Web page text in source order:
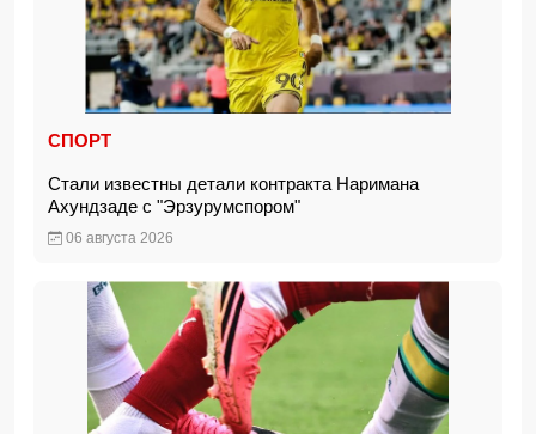
СПОРТ
Стали известны детали контракта Наримана
Ахундзаде с "Эрзурумспором"
06 августа 2026